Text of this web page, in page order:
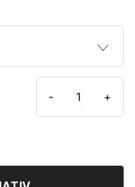
230 kr
- +